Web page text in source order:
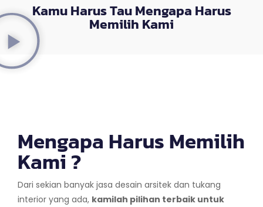
Kamu Harus Tau Mengapa Harus
Memilih Kami
Mengapa Harus Memilih
Kami ?
Dari sekian banyak jasa desain arsitek dan tukang
interior yang ada, kamilah pilihan terbaik untuk